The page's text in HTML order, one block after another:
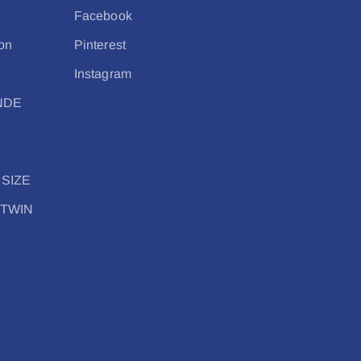
Facebook
Pinterest
Instagram